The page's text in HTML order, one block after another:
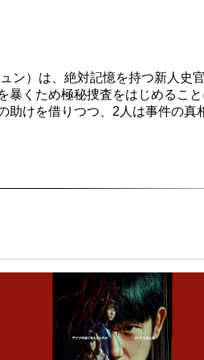
ン）は、絶対記憶を持つ新人史
くため極秘捜査をはじめるこ
助けを借りつつ、2人は事件の真